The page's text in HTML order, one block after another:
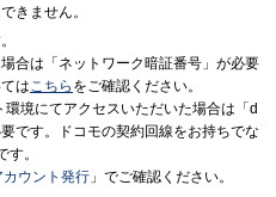
きません。
合は「ネットワーク暗証番号」が必要
はこちら をご確認ください。
境にてアクセスいただいた場合は「d
です。ドコモの契約回線をお持ちでな
。
カウント発行 」でご確認ください。